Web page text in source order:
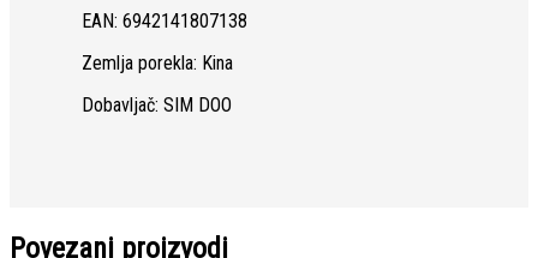
EAN: 6942141807138
Zemlja porekla: Kina
Dobavljač: SIM DOO
Povezani proizvodi